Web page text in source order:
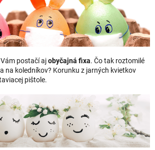
postačí ajobyčajná fixa. Čo tak roztomilé
na koledníkov? Korunku z jarných kvietkov
pištole.